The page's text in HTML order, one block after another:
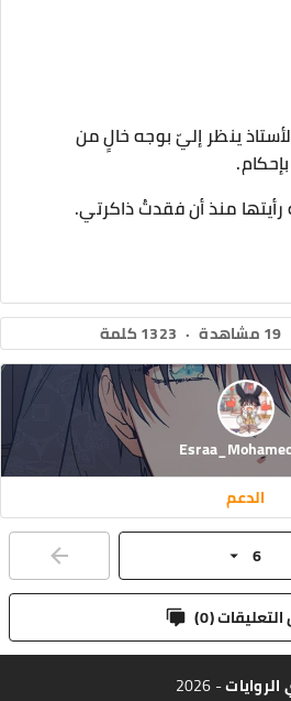
ينظر إليّ بوجه خالٍ من
منذ أن فقدتُ ذاكرتي.
19 مشاهدة · 1323 كلمة
الدعم
6
(
0
)
الروايات- 2026